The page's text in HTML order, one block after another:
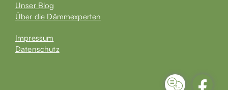
Unser Blog
Über die Dämmexperten
Impressum
Datenschutz